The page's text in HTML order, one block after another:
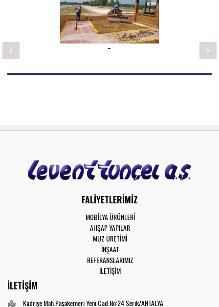
-
FALİYETLERİMİZ
MOBİLYA ÜRÜNLERİ
AHŞAP YAPILAR
MUZ ÜRETİMİ
İNŞAAT
REFERANSLARIMIZ
İLETİŞİM
İLETİŞİM
Kadriye Mah.Paşakemeri Yeni Cad.No:24 Serik/ANTALYA